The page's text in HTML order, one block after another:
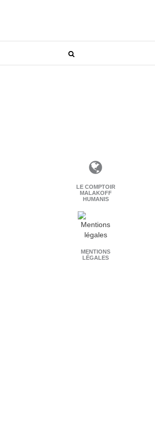
LE COMPTOIR
MALAKOFF
HUMANIS
MENTIONS
LÉGALES